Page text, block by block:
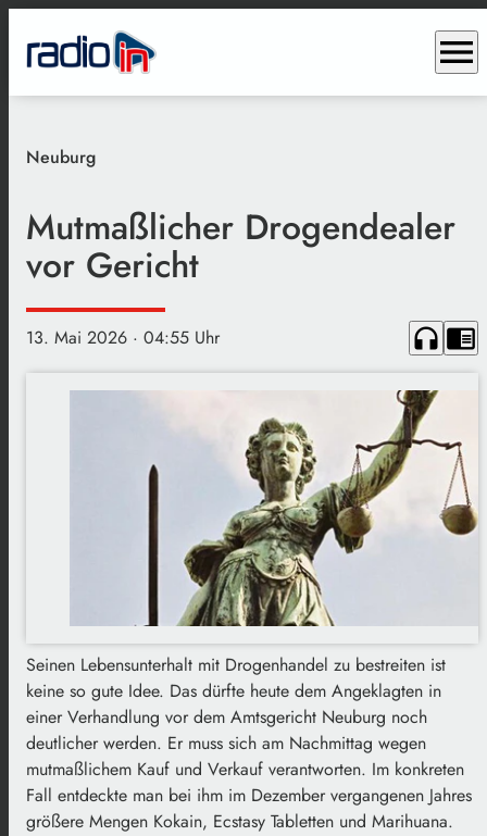
menu
Neuburg
Mutmaßlicher Drogendealer
vor Gericht
13. Mai 2026 · 04:55 Uhr headphones chrome_reader_mode
Seinen Lebensunterhalt mit Drogenhandel zu bestreiten ist
keine so gute Idee. Das dürfte heute dem Angeklagten in
einer Verhandlung vor dem Amtsgericht Neuburg noch
deutlicher werden. Er muss sich am Nachmittag wegen
mutmaßlichem Kauf und Verkauf verantworten. Im konkreten
Fall entdeckte man bei ihm im Dezember vergangenen Jahres
größere Mengen Kokain, Ecstasy Tabletten und Marihuana.